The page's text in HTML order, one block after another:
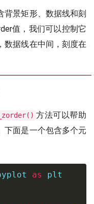
背景矩形、数据线和刻
值，我们可以控制它
数据线在中间，刻度在
方法可以帮助
下面是一个包含多个元
as